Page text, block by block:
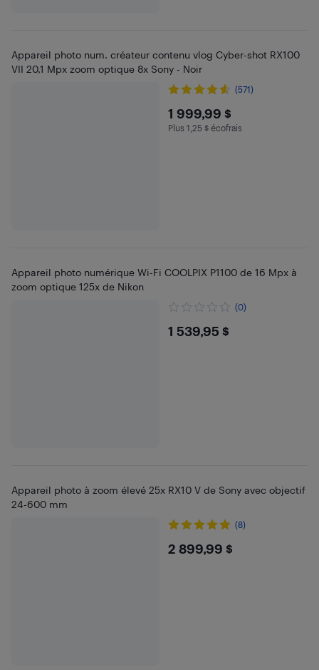
Appareil photo num. créateur contenu vlog Cyber-shot RX100
VII 20,1 Mpx zoom optique 8x Sony - Noir
(571)
$1999.99
1 999,99 $
Plus 1.25 $ en écofrais
Plus 1,25 $ écofrais
Appareil photo numérique Wi-Fi COOLPIX P1100 de 16 Mpx à
zoom optique 125x de Nikon
(0)
$1539.95
1 539,95 $
Appareil photo à zoom élevé 25x RX10 V de Sony avec objectif
24-600 mm
(8)
$2899.99
2 899,99 $